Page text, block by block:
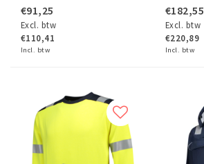
€91,25
Excl. btw
€110,41
Incl. btw
€182,55
Excl. btw
€220,89
Incl. btw